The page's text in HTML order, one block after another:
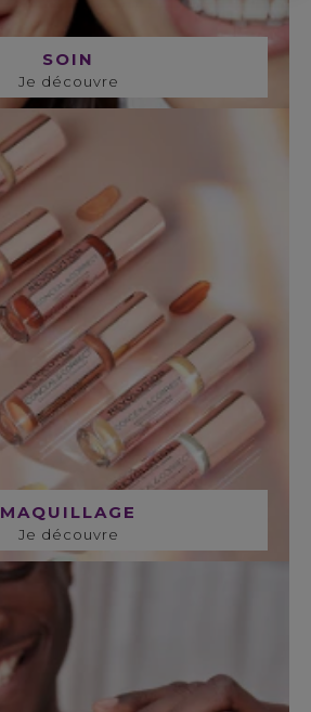
SOIN
Je découvre
MAQUILLAGE
Je découvre